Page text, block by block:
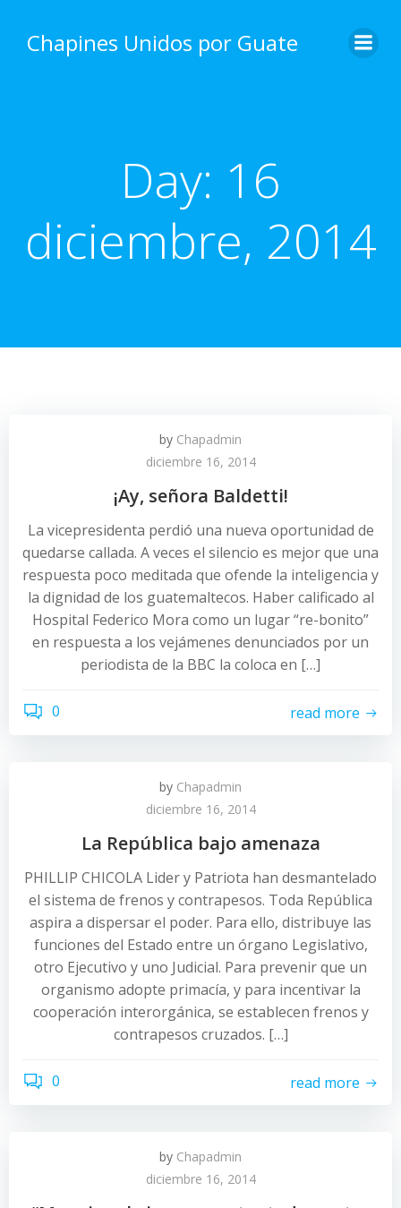
content
Chapines Unidos por Guate
Day: 16
diciembre, 2014
by Chapadmin
diciembre 16, 2014
¡Ay, señora Baldetti!
La vicepresidenta perdió una nueva oportunidad de
quedarse callada. A veces el silencio es mejor que una
respuesta poco meditada que ofende la inteligencia y
la dignidad de los guatemaltecos. Haber calificado al
Hospital Federico Mora como un lugar “re-bonito”
en respuesta a los vejámenes denunciados por un
periodista de la BBC la coloca en […]
0 read more
by Chapadmin
diciembre 16, 2014
La República bajo amenaza
PHILLIP CHICOLA Lider y Patriota han desmantelado
el sistema de frenos y contrapesos. Toda República
aspira a dispersar el poder. Para ello, distribuye las
funciones del Estado entre un órgano Legislativo,
otro Ejecutivo y uno Judicial. Para prevenir que un
organismo adopte primacía, y para incentivar la
cooperación interorgánica, se establecen frenos y
contrapesos cruzados. […]
0 read more
by Chapadmin
diciembre 16, 2014